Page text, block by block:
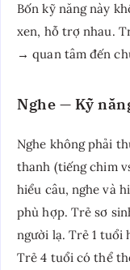
Bốn kỹ năng này
xen, hỗ trợ nhau.
→ quan tâm đến
Nghe — Kỹ
Nghe không phải
thanh (tiếng chim
hiểu câu, nghe và
phù hợp. Trẻ sơ
người lạ. Trẻ 1 tuổi
Trẻ 4 tuổi có thể